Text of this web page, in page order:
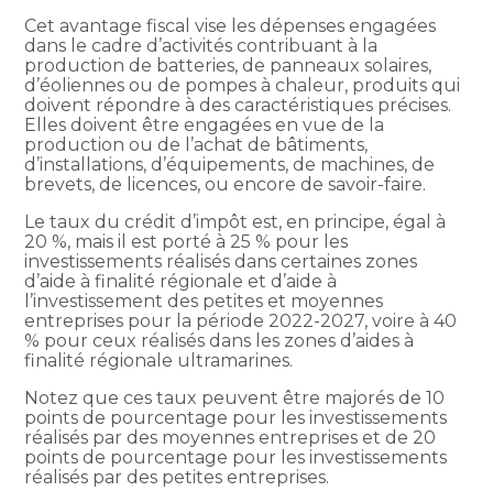
Cet avantage fiscal vise les dépenses engagées
dans le cadre d’activités contribuant à la
production de batteries, de panneaux solaires,
d’éoliennes ou de pompes à chaleur, produits qui
doivent répondre à des caractéristiques précises.
Elles doivent être engagées en vue de la
production ou de l’achat de bâtiments,
d’installations, d’équipements, de machines, de
brevets, de licences, ou encore de savoir-faire.
Le taux du crédit d’impôt est, en principe, égal à
20 %, mais il est porté à 25 % pour les
investissements réalisés dans certaines zones
d’aide à finalité régionale et d’aide à
l’investissement des petites et moyennes
entreprises pour la période 2022-2027, voire à 40
% pour ceux réalisés dans les zones d’aides à
finalité régionale ultramarines.
Notez que ces taux peuvent être majorés de 10
points de pourcentage pour les investissements
réalisés par des moyennes entreprises et de 20
points de pourcentage pour les investissements
réalisés par des petites entreprises.